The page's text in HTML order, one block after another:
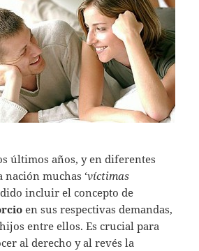
últimos años, y en diferentes
nación muchas ‘víctimas
incluir el concepto de
en sus respectivas demandas,
entre ellos. Es crucial para
al derecho y al revés la